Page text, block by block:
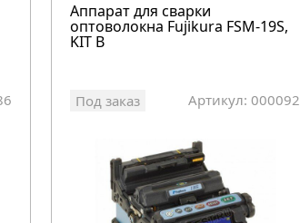
Аппарат для сварки
оптоволокна Fujikura FSM-19S,
KIT B
Под заказ Артикул: 000092